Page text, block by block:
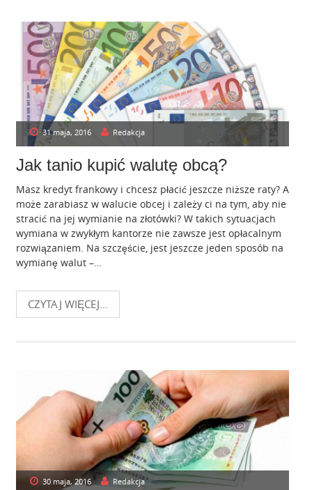
31 maja, 2016 Redakcja
Jak tanio kupić walutę obcą?
Masz kredyt frankowy i chcesz płacić jeszcze niższe raty? A
może zarabiasz w walucie obcej i zależy ci na tym, aby nie
stracić na jej wymianie na złotówki? W takich sytuacjach
wymiana w zwykłym kantorze nie zawsze jest opłacalnym
rozwiązaniem. Na szczęście, jest jeszcze jeden sposób na
wymianę walut –…
CZYTAJ WIĘCEJ...
30 maja, 2016 Redakcja